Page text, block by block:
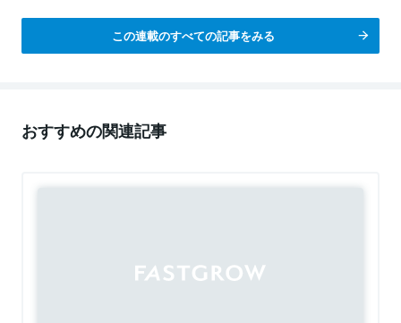
この連載のすべての記事をみる
おすすめの関連記事